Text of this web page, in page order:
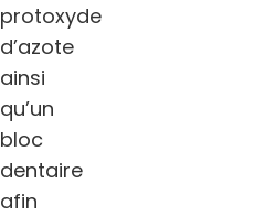
protoxyde
d’azote
ainsi
qu’un
bloc
dentaire
afin